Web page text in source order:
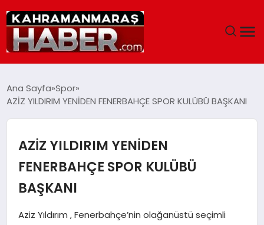
EĞITIM
EKONOMI
Ana Sayfa Spor
AZİZ YILDIRIM YENİDEN FENERBAHÇE SPOR KULÜBÜ BAŞKANI
AZİZ YILDIRIM YENİDEN
FENERBAHÇE SPOR KULÜBÜ
BAŞKANI
Aziz Yıldırım , Fenerbahçe’nin olağanüstü seçimli